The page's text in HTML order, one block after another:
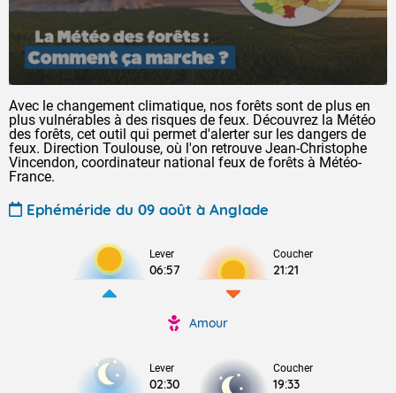
Avec le changement climatique, nos forêts sont de plus en
plus vulnérables à des risques de feux. Découvrez la Météo
des forêts, cet outil qui permet d'alerter sur les dangers de
feux. Direction Toulouse, où l'on retrouve Jean-Christophe
Vincendon, coordinateur national feux de forêts à Météo-
France.
Ephéméride du 09 août à Anglade
Lever
06:57
Coucher
21:21
Amour
Lever
02:30
Coucher
19:33